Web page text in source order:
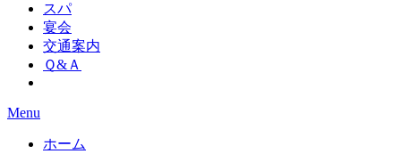
スパ
宴会
交通案内
Ｑ&Ａ
Menu
ホーム